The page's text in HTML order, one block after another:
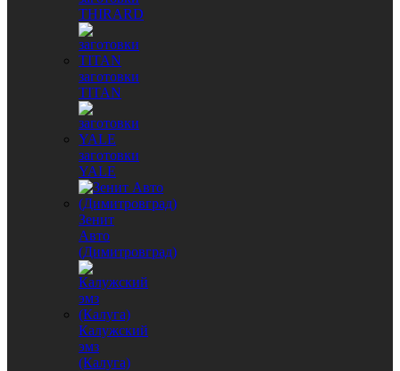
THIRARD
заготовки
TITAN
заготовки
YALE
Зенит
Авто
(Димитровград)
Калужский
эмз
(Калуга)